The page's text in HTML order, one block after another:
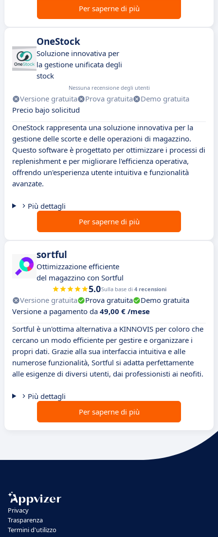
Per saperne di più
OneStock
Soluzione innovativa per
la gestione unificata degli
stock
Nessuna recensione degli utenti
Versione gratuita Prova gratuita
Demo gratuita
Precio bajo solicitud
OneStock rappresenta una soluzione innovativa per la
gestione delle scorte e delle operazioni di magazzino.
Questo software è progettato per ottimizzare i processi di
replenishment e per migliorare l'efficienza operativa,
offrendo un'esperienza utente intuitiva e funzionalità
avanzate.
Più dettagli
Per saperne di più
sortful
Ottimizzazione efficiente
del magazzino con Sortful
5.0Sulla base di 4 recensioni
Versione gratuita Prova gratuita
Demo gratuita
Versione a pagamento da 49,00 € /mese
Sortful è un'ottima alternativa a KINNOVIS per coloro che
cercano un modo efficiente per gestire e organizzare i
propri dati. Grazie alla sua interfaccia intuitiva e alle
numerose funzionalità, Sortful si adatta perfettamente
alle esigenze di diversi utenti, dai professionisti ai neofiti.
Più dettagli
Per saperne di più
Privacy
Trasparenza
Termini d'utilizzo